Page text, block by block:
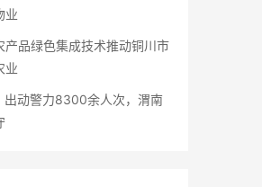
业
产品绿色集成技术推动铜川市
业
出动警力8300余人次，渭南